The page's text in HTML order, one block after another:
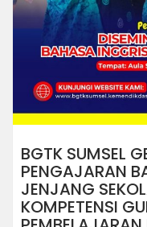
BGTK SUMSEL
PENGAJARAN
JENJANG
KOMPETENSI